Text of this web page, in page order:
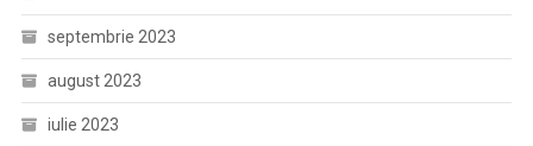
septembrie 2023
august 2023
iulie 2023